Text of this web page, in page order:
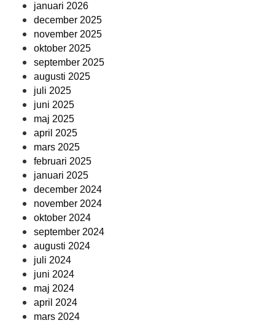
januari 2026
december 2025
november 2025
oktober 2025
september 2025
augusti 2025
juli 2025
juni 2025
maj 2025
april 2025
mars 2025
februari 2025
januari 2025
december 2024
november 2024
oktober 2024
september 2024
augusti 2024
juli 2024
juni 2024
maj 2024
april 2024
mars 2024